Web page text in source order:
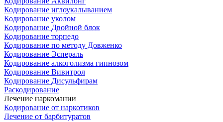
Кодирование иглоукалыванием
Кодирование уколом
Кодирование Двойной блок
Кодирование торпедо
Кодирование по методу Довженко
Кодирование Эспераль
Кодирование алкоголизма гипнозом
Кодирование Вивитрол
Кодирование Дисульфирам
Раскодирование
Лечение наркомании
Кодирование от наркотиков
Лечение от барбитуратов